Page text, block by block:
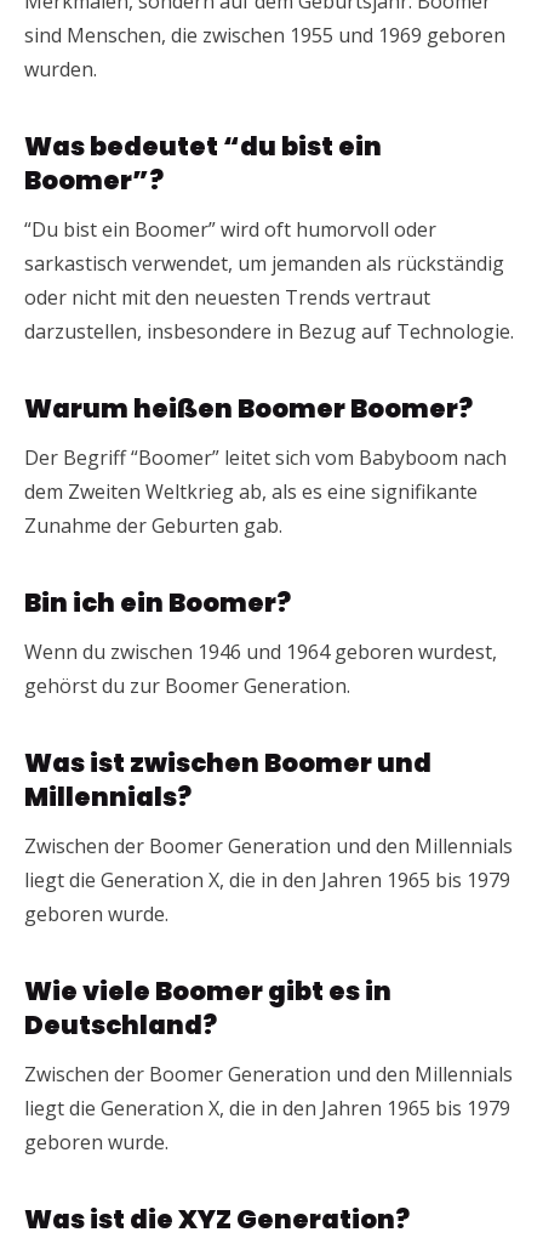
sind Menschen, die zwischen 1955 und 1969 geboren
wurden.
Was bedeutet “du bist ein
Boomer”?
“Du bist ein Boomer” wird oft humorvoll oder
sarkastisch verwendet, um jemanden als rückständig
oder nicht mit den neuesten Trends vertraut
darzustellen, insbesondere in Bezug auf Technologie.
Warum heißen Boomer Boomer?
Der Begriff “Boomer” leitet sich vom Babyboom nach
dem Zweiten Weltkrieg ab, als es eine signifikante
Zunahme der Geburten gab.
Bin ich ein Boomer?
Wenn du zwischen 1946 und 1964 geboren wurdest,
gehörst du zur Boomer Generation.
Was ist zwischen Boomer und
Millennials?
Zwischen der Boomer Generation und den Millennials
liegt die Generation X, die in den Jahren 1965 bis 1979
geboren wurde.
Wie viele Boomer gibt es in
Deutschland?
Zwischen der Boomer Generation und den Millennials
liegt die Generation X, die in den Jahren 1965 bis 1979
geboren wurde.
Was ist die XYZ Generation?